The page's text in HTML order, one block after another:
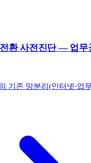
환 사전진단 — 업무
기존 망분리(인터넷·업